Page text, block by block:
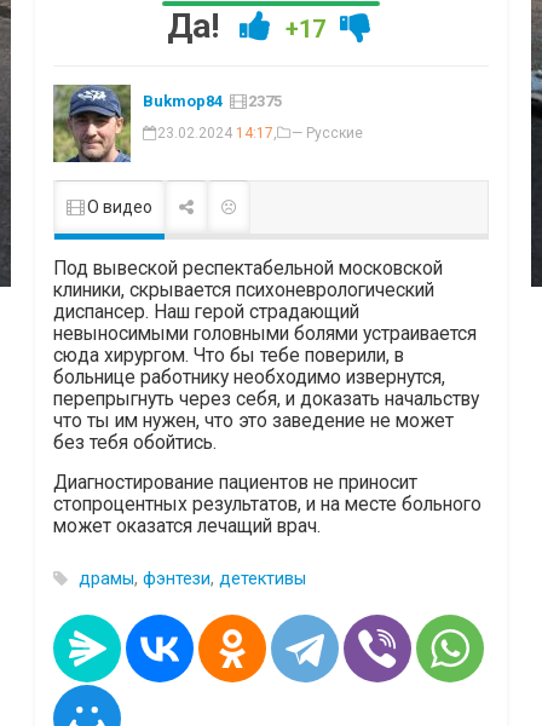
Да! +17
Bukmop84 2375
23.02.2024 14:17, — Русские
О видео
Под вывеской респектабельной московской
клиники, скрывается психоневрологический
диспансер. Наш герой страдающий
невыносимыми головными болями устраивается
сюда хирургом. Что бы тебе поверили, в
больнице работнику необходимо извернутся,
перепрыгнуть через себя, и доказать начальству
что ты им нужен, что это заведение не может
без тебя обойтись.
Диагностирование пациентов не приносит
стопроцентных результатов, и на месте больного
может оказатся лечащий врач.
драмы, фэнтези, детективы